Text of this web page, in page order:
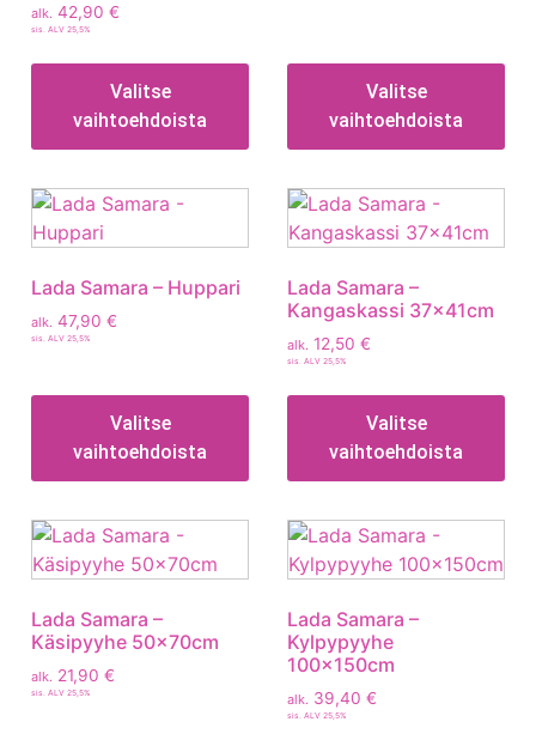
alk. 42,90 €
sis. ALV 25,5%
Valitse
vaihtoehdoista
Valitse
vaihtoehdoista
Lada Samara – Huppari
alk. 47,90 €
sis. ALV 25,5%
Valitse
vaihtoehdoista
Lada Samara –
Kangaskassi 37x41cm
alk. 12,50 €
sis. ALV 25,5%
Valitse
vaihtoehdoista
Lada Samara –
Käsipyyhe 50x70cm
alk. 21,90 €
sis. ALV 25,5%
Lada Samara –
Kylpypyyhe
100x150cm
alk. 39,40 €
sis. ALV 25,5%